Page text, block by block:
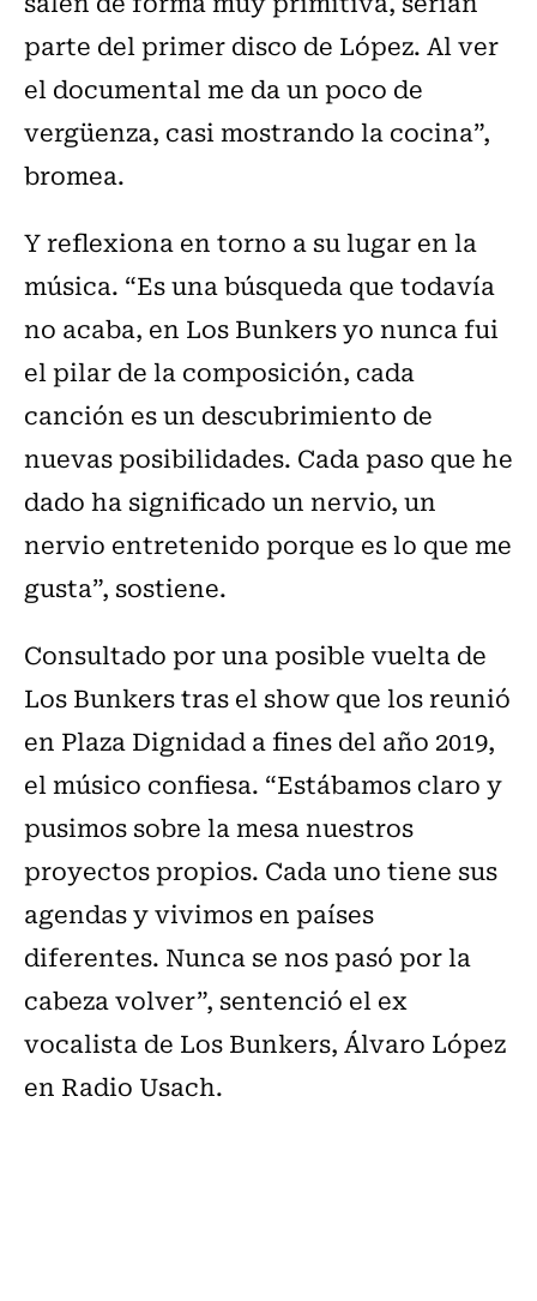
parte del primer disco de López. Al ver
el documental me da un poco de
vergüenza, casi mostrando la cocina”,
bromea.
Y reflexiona en torno a su lugar en la
música. “Es una búsqueda que todavía
no acaba, en Los Bunkers yo nunca fui
el pilar de la composición, cada
canción es un descubrimiento de
nuevas posibilidades. Cada paso que he
dado ha significado un nervio, un
nervio entretenido porque es lo que me
gusta”, sostiene.
Consultado por una posible vuelta de
Los Bunkers tras el show que los reunió
en Plaza Dignidad a fines del año 2019,
el músico confiesa. “Estábamos claro y
pusimos sobre la mesa nuestros
proyectos propios. Cada uno tiene sus
agendas y vivimos en países
diferentes. Nunca se nos pasó por la
cabeza volver”, sentenció el ex
vocalista de Los Bunkers, Álvaro López
en Radio Usach.